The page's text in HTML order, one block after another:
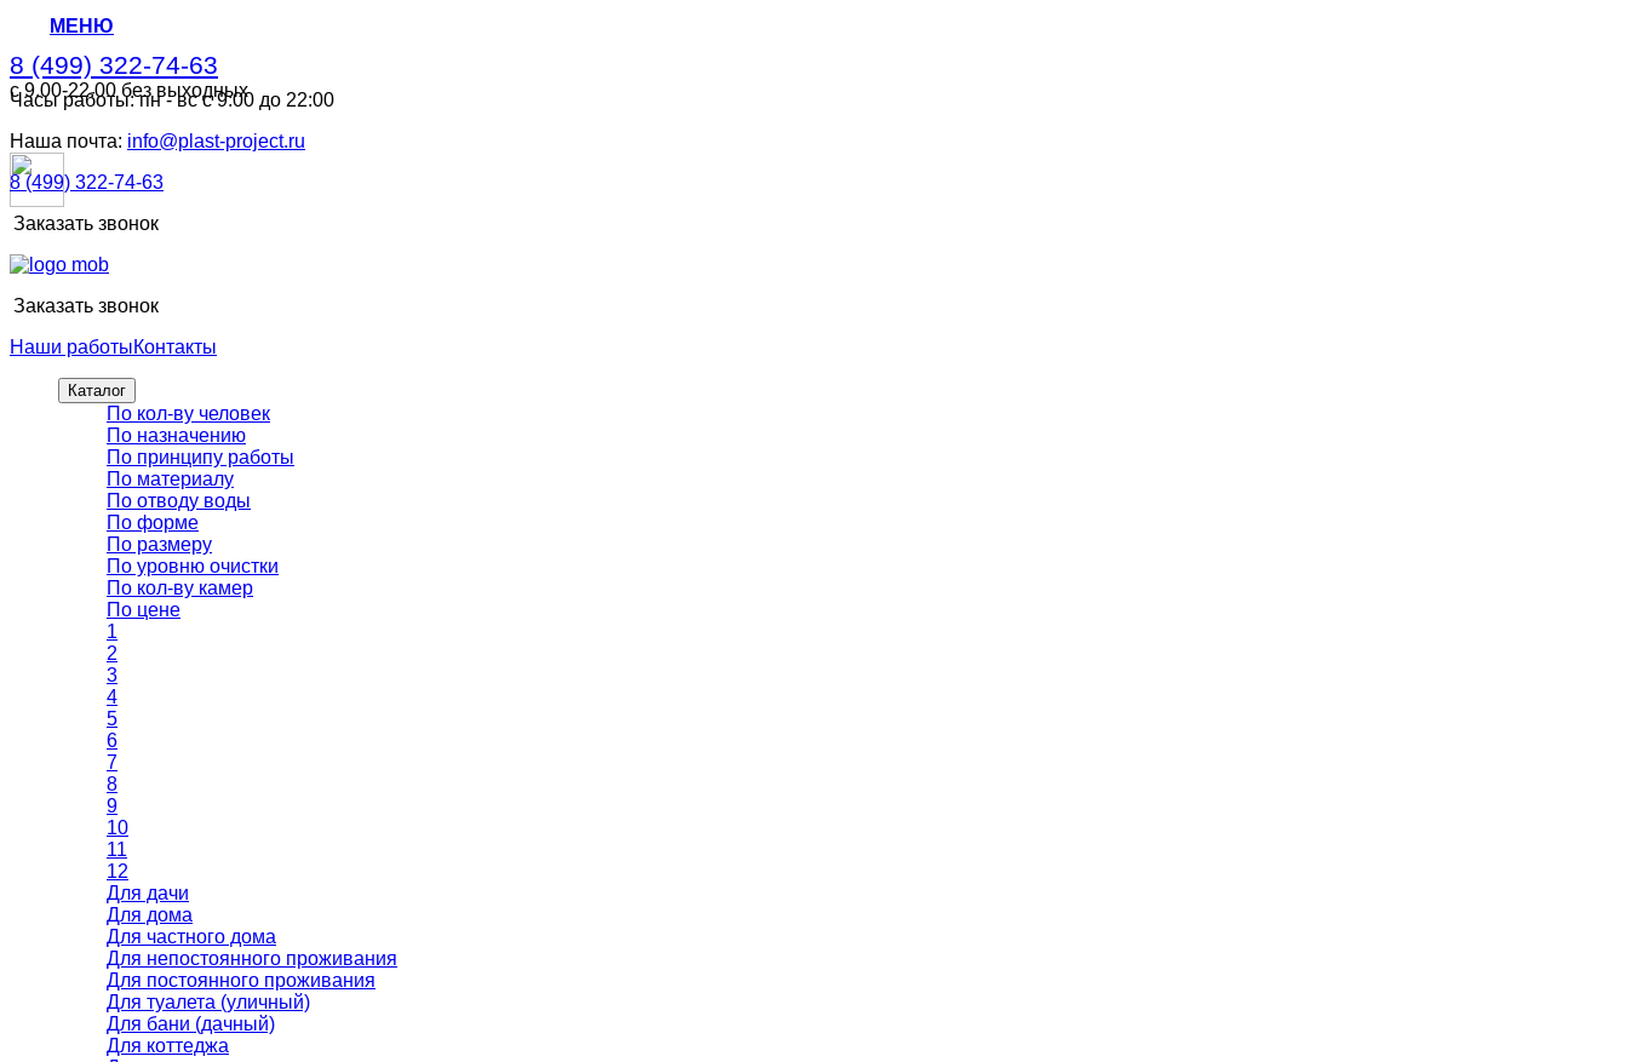
МЕНЮ
8 (499) 322-74-63
с 9.00-22.00 без выходных
8 (499) 322-74-63
с 9.00-22.00 без выходных
Часы работы: пн - вс с 9:00 до 22:00
Наша почта: info@plast-project.ru
8 (499) 322-74-63
Заказать звонок
Заказать звонок
Наши работыКонтакты
Каталог
По кол-ву человек
По назначению
По принципу работы
По материалу
По отводу воды
По форме
По размеру
По уровню очистки
По кол-ву камер
По цене
1
2
3
4
5
6
7
8
9
10
11
12
Для дачи
Для дома
Для частного дома
Для непостоянного проживания
Для постоянного проживания
Для туалета (уличный)
Для бани (дачный)
Для коттеджа